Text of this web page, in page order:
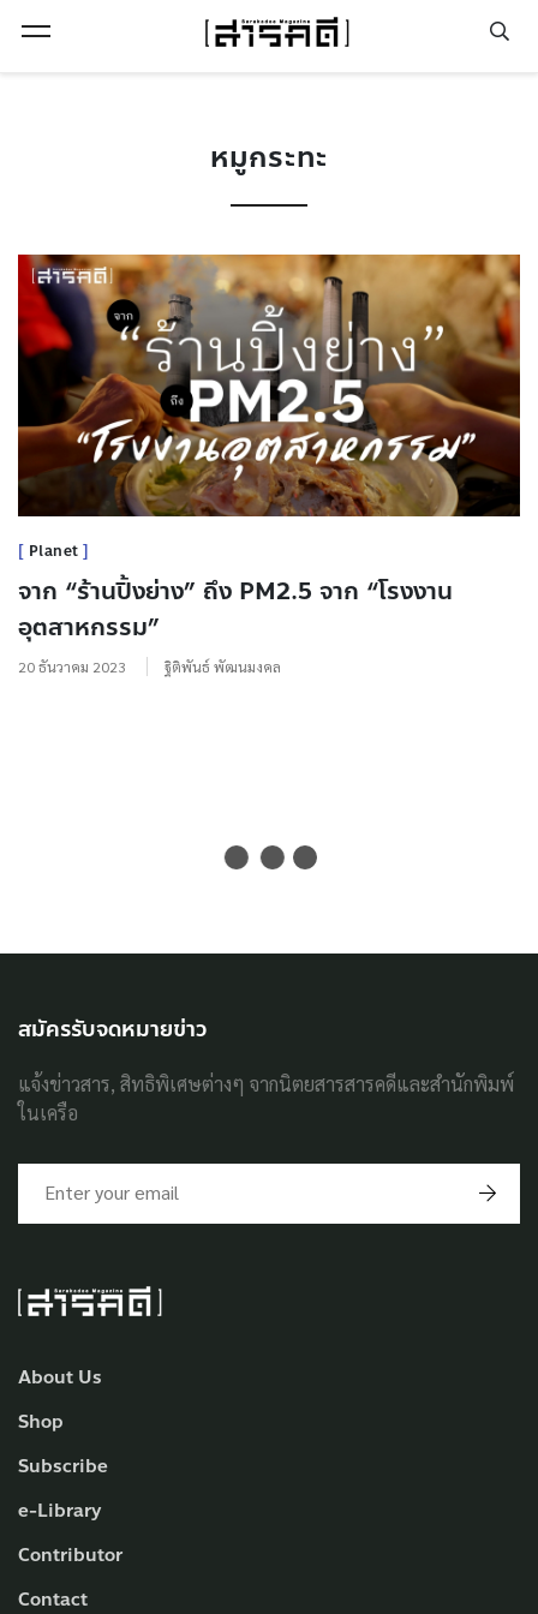
หมูกระทะ
Planet
จาก “ร้านปิ้งย่าง” ถึง PM2.5 จาก “โรงงาน
อุตสาหกรรม”
20 ธันวาคม 2023 ฐิติพันธ์ พัฒนมงคล
About Us
Shop
Subscribe
e-Library
Contributor
Contact
สมัครรับจดหมายข่าว
แจ้งข่าวสาร, สิทธิพิเศษต่างๆ จากนิตยสารสารคดีและสำนักพิมพ์
ในเครือ